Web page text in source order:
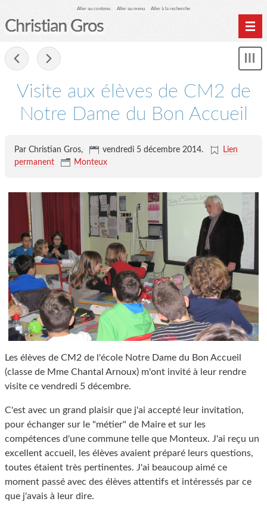
Aller au contenu Aller au menu Aller à la recherche
Christian Gros
Visite aux élèves de CM2 de
Notre Dame du Bon Accueil
Par Christian Gros, vendredi 5 décembre 2014.
Lien
permanent
Monteux
Les élèves de CM2 de l'école Notre Dame du Bon Accueil
(classe de Mme Chantal Arnoux) m'ont invité à leur rendre
visite ce vendredi 5 décembre.
C'est avec un grand plaisir que j'ai accepté leur invitation,
pour échanger sur le "métier" de Maire et sur les
compétences d'une commune telle que Monteux. J'ai reçu un
excellent accueil, les élèves avaient préparé leurs questions,
toutes étaient très pertinentes. J'ai beaucoup aimé ce
moment passé avec des élèves attentifs et intéressés par ce
que j'avais à leur dire.